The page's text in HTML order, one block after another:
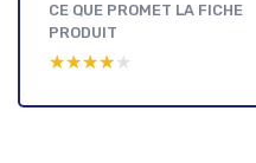
CE QUE PROMET LA FICHE
PRODUIT
★★★★★
★★★★★